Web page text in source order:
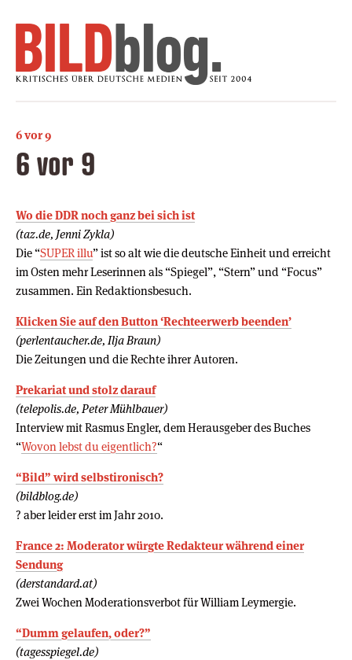
6 vor 9
6 vor 9
Wo die DDR noch ganz bei sich ist
(taz.de, Jenni Zykla)
Die “SUPER illu” ist so alt wie die deutsche Einheit und erreicht
im Osten mehr Leserinnen als “Spiegel”, “Stern” und “Focus”
zusammen. Ein Redaktionsbesuch.
Klicken Sie auf den Button ‘Rechteerwerb beenden’
(perlentaucher.de, Ilja Braun)
Die Zeitungen und die Rechte ihrer Autoren.
Prekariat und stolz darauf
(telepolis.de, Peter Mühlbauer)
Interview mit Rasmus Engler, dem Herausgeber des Buches
“Wovon lebst du eigentlich?“
“Bild” wird selbstironisch?
(bildblog.de)
? aber leider erst im Jahr 2010.
France 2: Moderator würgte Redakteur während einer
Sendung
(derstandard.at)
Zwei Wochen Moderationsverbot für William Leymergie.
“Dumm gelaufen, oder?”
(tagesspiegel.de)